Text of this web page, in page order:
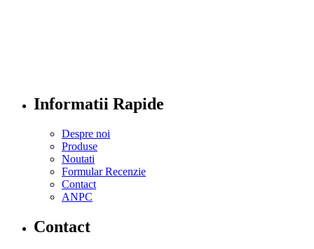
Informatii Rapide
Despre noi
Produse
Noutati
Formular Recenzie
Contact
ANPC
Contact